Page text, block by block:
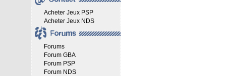
Acheter Jeux PSP
Acheter Jeux NDS
Forums
Forum GBA
Forum PSP
Forum NDS